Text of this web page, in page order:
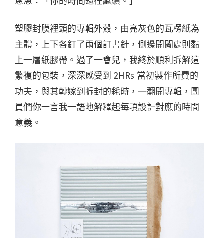
塑膠封膜裡頭的專輯外殼，由亮灰色的瓦楞紙為
主體，上下各釘了兩個訂書針，側邊開闔處則黏
上一層紙膠帶。過了一會兒，我終於順利拆解這
繁複的包裝，深深感受到 2HRs 當初製作所費的
功夫，與其轉嫁到拆封的耗時，一翻開專輯，團
員們你一言我一語地解釋起每項設計對應的時間
意義。